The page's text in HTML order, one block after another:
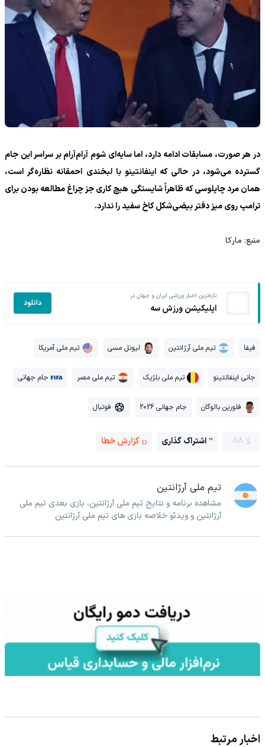
در هر صورت، مسابقات ادامه دارد، اما سایه‌ای شوم آرام‌آرام بر سراسر این جام
گسترده می‌شود، در حالی که اینفانتینو با لبخندی احمقانه نظاره‌گر است،
همان مرد چاپلوسی که ظاهراً شایستگی هیچ کاری جز چراغ مطالعه بودن برای
ترامپ روی میز دفتر بیضی‌شکل کاخ سفید را ندارد.
منبع: مارکا‌
تازه‌ترین اخبار ورزشی ایران و جهان در
اپلیکیشن ورزش سه دانلود
فیفا تیم ملی آرژانتین لیونل مسی تیم ملی آمریکا
جانی اینفانتینو تیم ملی بلژیک تیم ملی مصر جام جهانی
فلورین بالوگان جام جهانی 2026 فوتبال
88 اشتراک گذاری گزارش خطا
تیم ملی آرژانتین
مشاهده برنامه و نتایج تیم ملی آرژانتین، بازی بعدی تیم ملی
آرژانتین و ویدئو خلاصه بازی های تیم ملی آرژانتین
اخبار مرتبط